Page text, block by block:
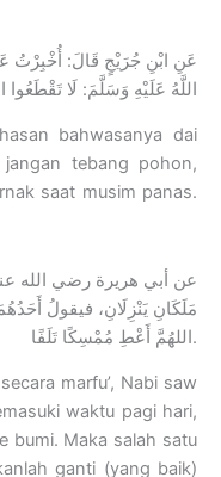
عَنِ ابْنِ جُرَيْجٍ قَالَ: أُخْبِرْتُ
اللَّهُ عَلَيْهِ وَسَلَّمَ: لَا
bahwasanya dai
jangan tebang pohon,
saat musim panas.
عن أبي هريرة رضي الله
مَلَكَانِ يَنْزِلَانِ، فيقولُ
اللهُمَّ أَعْطِ مُمْسِكًا تَلَفًا.
marfu’, Nabi saw
waktu pagi hari,
bumi. Maka salah satu
ganti (yang baik)